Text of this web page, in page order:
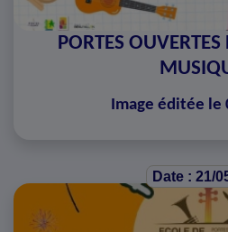
PORTES OUVERTES
Image éditée
Date : 21/